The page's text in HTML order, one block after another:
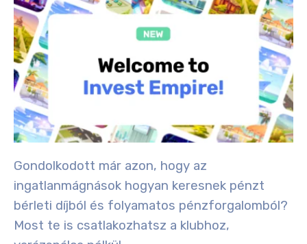
Gondolkodott már azon, hogy az
ingatlanmágnások hogyan keresnek pénzt
bérleti díjból és folyamatos pénzforgalomból?
Most te is csatlakozhatsz a klubhoz,